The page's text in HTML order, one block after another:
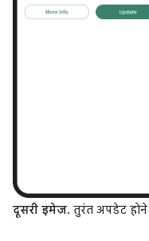
दूसरी इमेज. तुरंत अपडेट होने